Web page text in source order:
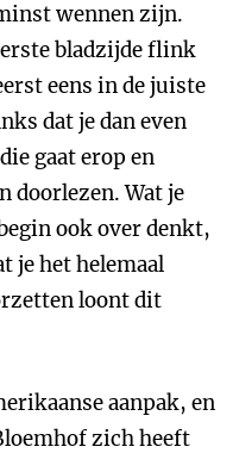
wennen zijn.
bladzijde flink
eens in de juiste
dat je dan even
gaat erop en
doorlezen. Wat je
ook over denkt,
je het helemaal
loont dit
aanpak, en
zich heeft